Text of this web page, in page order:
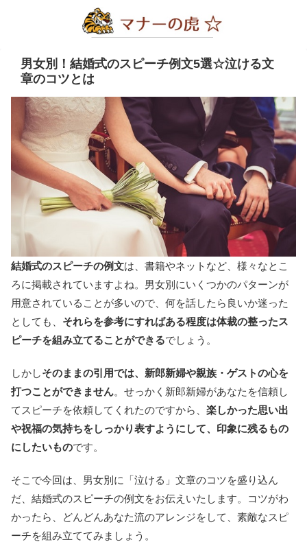
男女別！結婚式のスピーチ例文5選☆泣ける文
章のコツとは
結婚式のスピーチの例文は、書籍やネットなど、様々なとこ
ろに掲載されていますよね。男女別にいくつかのパターンが
用意されていることが多いので、何を話したら良いか迷った
としても、 それらを参考にすればある程度は体裁の整ったス
ピーチを組み立てることができるでしょう。
しかしそのままの引用では、新郎新婦や親族・ゲストの心を
打つことができません。せっかく新郎新婦があなたを信頼し
てスピーチを依頼してくれたのですから、 楽しかった思い出
や祝福の気持ちをしっかり表すようにして、印象に残るもの
にしたいものです。
そこで今回は、男女別に「泣ける」文章のコツを盛り込ん
だ、結婚式のスピーチの例文をお伝えいたします。コツがわ
かったら、どんどんあなた流のアレンジをして、素敵なスピ
ーチを組み立ててみましょう。